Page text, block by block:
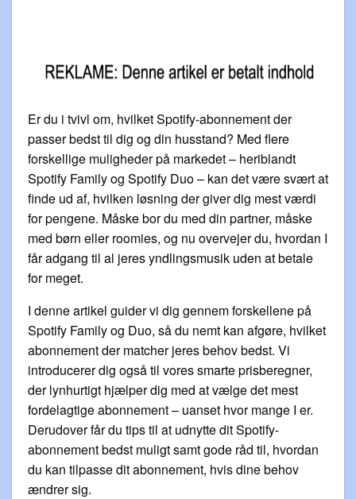
Er du i tvivl om, hvilket Spotify-abonnement der
passer bedst til dig og din husstand? Med flere
forskellige muligheder på markedet – heriblandt
Spotify Family og Spotify Duo – kan det være svært at
finde ud af, hvilken løsning der giver dig mest værdi
for pengene. Måske bor du med din partner, måske
med børn eller roomies, og nu overvejer du, hvordan I
får adgang til al jeres yndlingsmusik uden at betale
for meget.
I denne artikel guider vi dig gennem forskellene på
Spotify Family og Duo, så du nemt kan afgøre, hvilket
abonnement der matcher jeres behov bedst. Vi
introducerer dig også til vores smarte prisberegner,
der lynhurtigt hjælper dig med at vælge det mest
fordelagtige abonnement – uanset hvor mange I er.
Derudover får du tips til at udnytte dit Spotify-
abonnement bedst muligt samt gode råd til, hvordan
du kan tilpasse dit abonnement, hvis dine behov
ændrer sig.